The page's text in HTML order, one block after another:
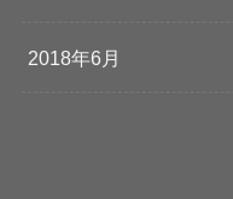
2018年6月